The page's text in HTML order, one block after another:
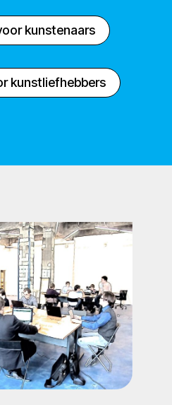
kunstenaars
kunstliefhebbers